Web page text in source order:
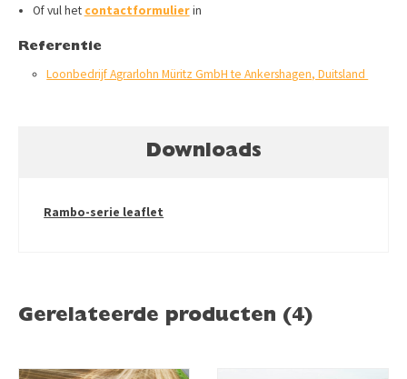
Of vul het contactformulierin
Referentie
Loonbedrijf Agrarlohn Müritz GmbH te Ankershagen, Duitsland
Downloads
Rambo-serie leaflet
Gerelateerde producten (4)